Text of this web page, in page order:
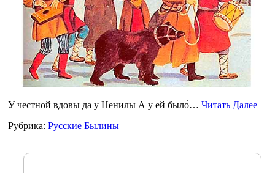
У честной вдовы да у Ненилы А у ей было́… Читать Далее
Рубрика: Русские Былины